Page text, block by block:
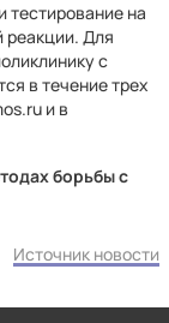
тестирование на
реакции. Для
с
в течение трех
и в
борьбы с
Источник новости